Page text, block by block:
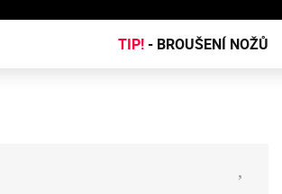
TIP!- BROUŠENÍ NOŽŮ